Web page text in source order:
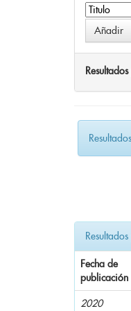
Fecha de
publicación
2020